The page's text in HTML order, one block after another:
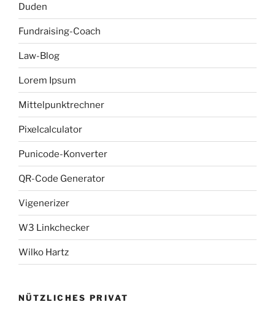
Duden
Fundraising-Coach
Law-Blog
Lorem Ipsum
Mittelpunktrechner
Pixelcalculator
Punicode-Konverter
QR-Code Generator
Vigenerizer
W3 Linkchecker
Wilko Hartz
NÜTZLICHES PRIVAT